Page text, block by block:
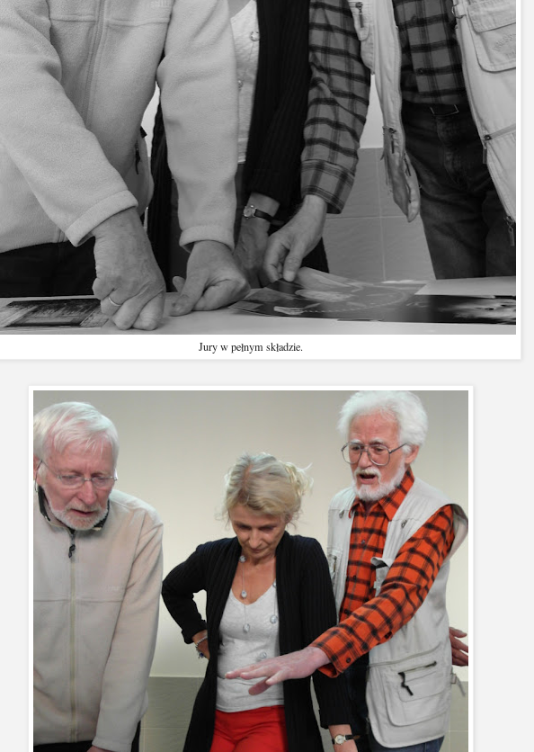
Jury w pełnym składzie.